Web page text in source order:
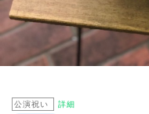
公演祝い 詳細